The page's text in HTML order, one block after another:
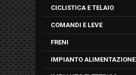
CICLISTICA E TELAIO
COMANDI E LEVE
FRENI
IMPIANTO ALIMENTAZIONE